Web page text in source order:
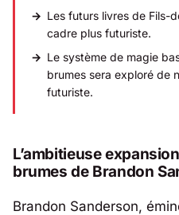
Les futurs livres de Fils-
cadre plus futuriste.
Le système de magie
brumes sera exploré de
futuriste.
L’ambitieuse
brumes de Brandon
Brandon Sanderson,